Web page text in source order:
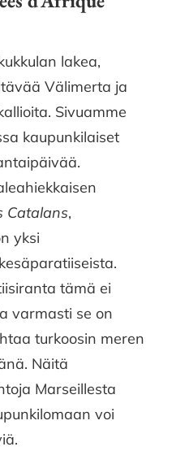
lakea,
Välimerta ja
Sivuamme
kaupunkilaiset
Catalans,
yksi
tämä ei
varmasti se on
turkoosin meren
Näitä
Marseillesta
voi